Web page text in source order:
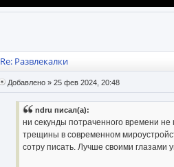
Re: Развлекалки
Добавлено » 25 фев 2024, 20:48
ndru писал(а):
ни секунды потраченного времени
трещины в современном
сотру писать. Лучше своими глазами